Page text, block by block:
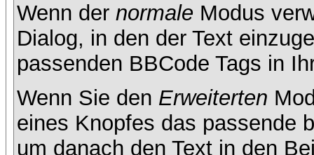
Wenn der normale Modus
Dialog, in den der Text
passenden BBCode Tags in
Wenn Sie den Erweiterten
eines Knopfes das passende
um danach den Text in den